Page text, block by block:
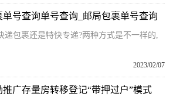
号查询单号查询_邮局包裹单号查询
递包裹还是特快专递?两种方式是不一样的,
2023/02/07
广存量房转移登记“带押过户”模式